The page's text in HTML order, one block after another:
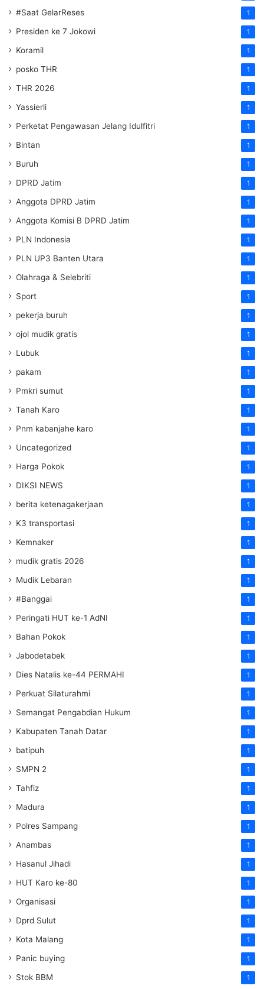
#Saat GelarReses 1
Presiden ke 7 Jokowi 1
Koramil 1
posko THR 1
THR 2026 1
Yassierli 1
Perketat Pengawasan Jelang Idulfitri 1
Bintan 1
Buruh 1
DPRD Jatim 1
Anggota DPRD Jatim 1
Anggota Komisi B DPRD Jatim 1
PLN Indonesia 1
PLN UP3 Banten Utara 1
Olahraga & Selebriti 1
Sport 1
pekerja buruh 1
ojol mudik gratis 1
Lubuk 1
pakam 1
Pmkri sumut 1
Tanah Karo 1
Pnm kabanjahe karo 1
Uncategorized 1
Harga Pokok 1
DIKSI NEWS 1
berita ketenagakerjaan 1
K3 transportasi 1
Kemnaker 1
mudik gratis 2026 1
Mudik Lebaran 1
#Banggai 1
Peringati HUT ke-1 AdNI 1
Bahan Pokok 1
Jabodetabek 1
Dies Natalis ke-44 PERMAHI 1
Perkuat Silaturahmi 1
Semangat Pengabdian Hukum 1
Kabupaten Tanah Datar 1
batipuh 1
SMPN 2 1
Tahfiz 1
Madura 1
Polres Sampang 1
Anambas 1
Hasanul Jihadi 1
HUT Karo ke-80 1
Organisasi 1
Dprd Sulut 1
Kota Malang 1
Panic buying 1
Stok BBM 1